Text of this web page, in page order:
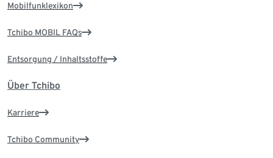
Mobilfunklexikon
Tchibo MOBIL FAQs
Entsorgung / Inhaltsstoffe
Über Tchibo
Karriere
Tchibo Community